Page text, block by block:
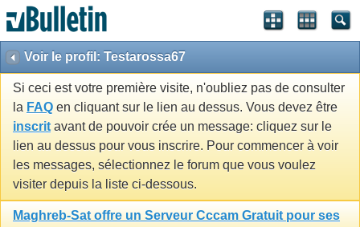
Voir le profil: Testarossa67
Si ceci est votre première visite, n'oubliez pas de consulter
la FAQ en cliquant sur le lien au dessus. Vous devez être
inscrit avant de pouvoir crée un message: cliquez sur le
lien au dessus pour vous inscrire. Pour commencer à voir
les messages, sélectionnez le forum que vous voulez
visiter depuis la liste ci-dessous.
Maghreb-Sat offre un Serveur Cccam Gratuit pour ses